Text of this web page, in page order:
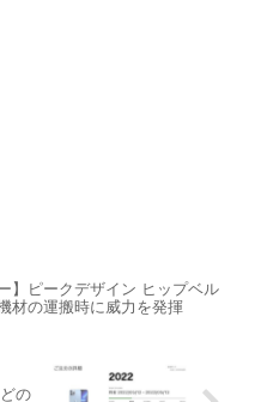
】ピークデザイン ヒップベル
材の運搬時に威力を発揮
の